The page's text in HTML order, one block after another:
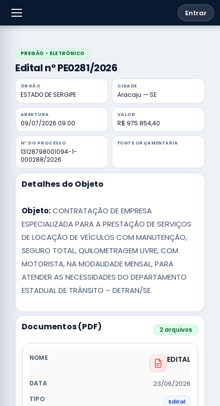
Entrar
PREGÃO - ELETRÔNICO
Edital nº PE0281/2026
ÓRGÃO
ESTADO DE SERGIPE
CIDADE
Aracaju — SE
ABERTURA
09/07/2026 09:00
VALOR
R$ 975.854,40
Nº DO PROCESSO
13128798001094-1-
000288/2026
FONTE ORÇAMENTÁRIA
Detalhes do Objeto
Objeto:CONTRATAÇÃO DE EMPRESA
ESPECIALIZADA PARA A PRESTAÇÃO DE SERVIÇOS
DE LOCAÇÃO DE VEÍCULOS COM MANUTENÇÃO,
SEGURO TOTAL, QUILOMETRAGEM LIVRE, COM
MOTORISTA, NA MODALIDADE MENSAL, PARA
ATENDER AS NECESSIDADES DO DEPARTAMENTO
ESTADUAL DE TRÂNSITO – DETRAN/SE.
Documentos (PDF) 2 arquivos
EDITAL
23/06/2026
Edital